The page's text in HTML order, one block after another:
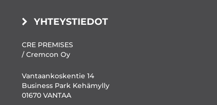
YHTEYSTIEDOT
CRE PREMISES
/ Cremcon Oy
Vantaankoskentie 14
Business Park Kehämylly
01670 VANTAA